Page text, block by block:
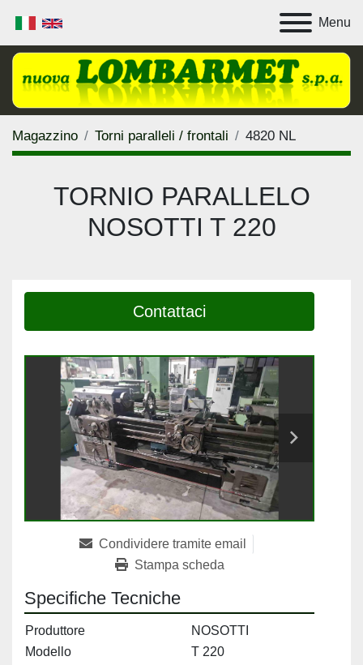
Menu
Magazzino Torni paralleli / frontali 4820 NL
TORNIO PARALLELO
NOSOTTI T 220
Contattaci
Condividere tramite email
Stampa scheda
Specifiche Tecniche
Produttore
NOSOTTI
Modello
T 220